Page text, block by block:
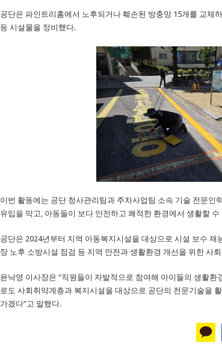
공단은 파인트리홈에서 노후되거나 훼손된 방충망 15개를 교체
등 시설물을 정비했다.
이번 활동에는 공단 청사관리팀과 주차사업팀 소속 기술 전문인
유입을 막고, 아동들이 보다 안전하고 쾌적한 환경에서 생활할
공단은 2024년부터 지역 아동복지시설을 대상으로 시설 보수 재
장 노후 소방시설 점검 등 지역 안전과 생활환경 개선을 위한 사
윤낙영 이사장은 “직원들이 자발적으로 참여해 아이들의 생활환
로도 사회취약계층과 복지시설을 대상으로 공단의 전문기술을
가겠다”고 말했다.